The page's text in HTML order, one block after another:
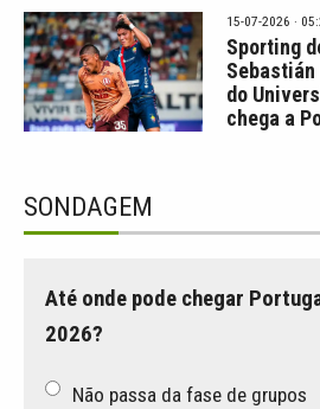
15-07-2026 ·
Sporting
do
chega a
SONDAGEM
Até onde pode chegar
2026?
Não passa da fase de grupos